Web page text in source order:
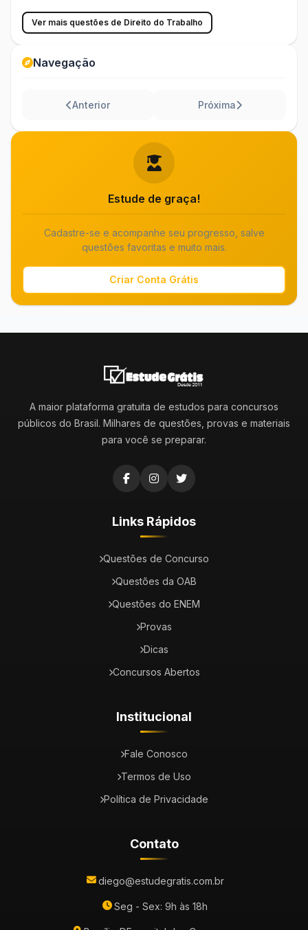
Ver mais questões de Direito do Trabalho
Navegação
Anterior Próxima
Estude de graça!
Cadastre-se e acompanhe seu progresso, salve
questões favoritas e muito mais.
Criar Conta Grátis
A maior plataforma gratuita de estudos para concursos
públicos do Brasil. Milhares de questões, provas e materiais
para você se preparar.
Links Rápidos
Questões de Concurso
Questões da OAB
Questões do ENEM
Provas
Dicas
Concursos Abertos
Institucional
Fale Conosco
Termos de Uso
Política de Privacidade
Contato
diego@estudegratis.com.br
Seg - Sex: 9h às 18h